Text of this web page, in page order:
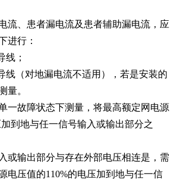
流、患者漏电流及患者辅助漏电流，应
进行：
线；
线（对地漏电流不适用），若是安装的
量。
一故障状态下测量，将最高额定网电源
到地与任一信号输入或输出部分之
或输出部分与存在外部电压相连是，需
电压值的110%的电压加到地与任一信